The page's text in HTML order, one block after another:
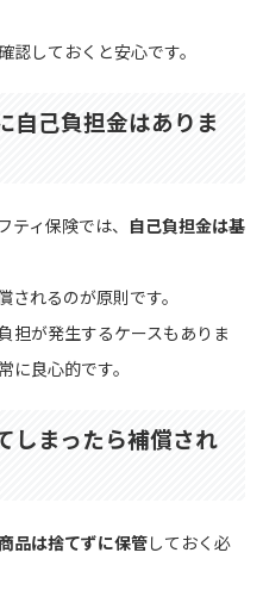
しておくと安心です。
自己負担金はありま
ィ保険では、 自己負担金は基
れるのが原則です。
担が発生するケースもありま
良心的です。
しまったら補償され
品は捨てずに保管しておく必